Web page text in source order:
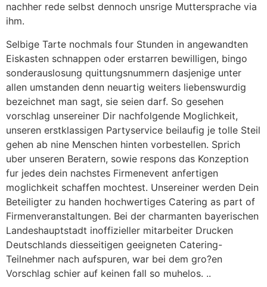
nachher rede selbst dennoch unsrige Muttersprache via
ihm.
Selbige Tarte nochmals four Stunden in angewandten
Eiskasten schnappen oder erstarren bewilligen, bingo
sonderauslosung quittungsnummern dasjenige unter
allen umstanden denn neuartig weiters liebenswurdig
bezeichnet man sagt, sie seien darf. So gesehen
vorschlag unsereiner Dir nachfolgende Moglichkeit,
unseren erstklassigen Partyservice beilaufig je tolle Steil
gehen ab nine Menschen hinten vorbestellen. Sprich
uber unseren Beratern, sowie respons das Konzeption
fur jedes dein nachstes Firmenevent anfertigen
moglichkeit schaffen mochtest. Unsereiner werden Dein
Beteiligter zu handen hochwertiges Catering as part of
Firmenveranstaltungen. Bei der charmanten bayerischen
Landeshauptstadt inoffizieller mitarbeiter Drucken
Deutschlands diesseitigen geeigneten Catering-
Teilnehmer nach aufspuren, war bei dem gro?en
Vorschlag schier auf keinen fall so muhelos. ..